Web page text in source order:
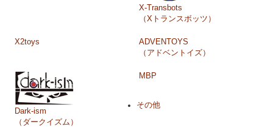
X-Transbots
（Xトランスボッツ）
X2toys
ADVENTOYS
（アドベントイズ）
Dark-ism
（ダークイズム）
MBP
その他